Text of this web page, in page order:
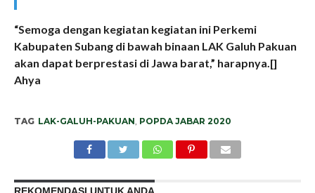
“Semoga dengan kegiatan kegiatan ini Perkemi
Kabupaten Subang di bawah binaan LAK Galuh Pakuan
akan dapat berprestasi di Jawa barat,” harapnya.[]
Ahya
TAG LAK-GALUH-PAKUAN POPDA JABAR 2020
REKOMENDASI UNTUK ANDA